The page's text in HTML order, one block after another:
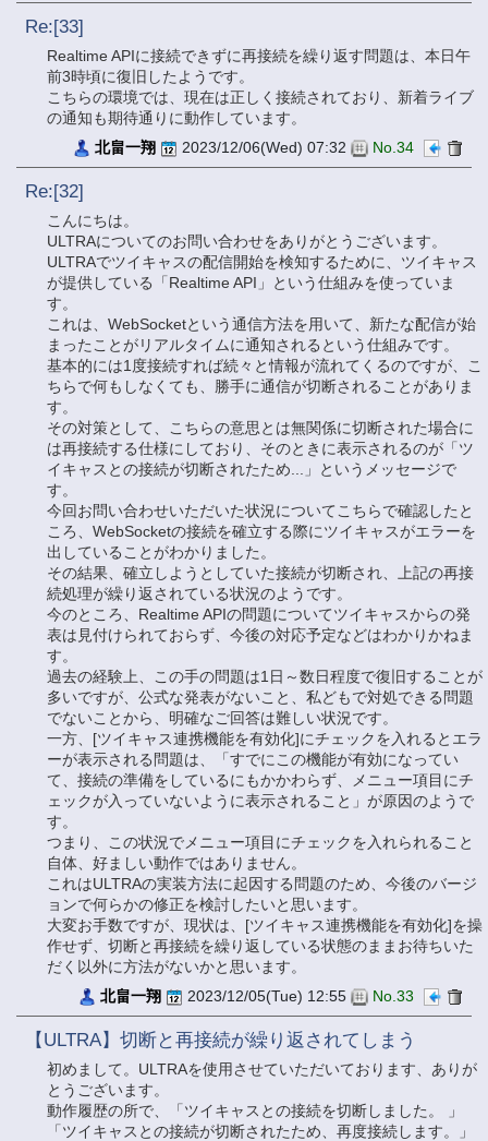
Re:[33]
Realtime APIに接続できずに再接続を繰り返す問題は、本日午
前3時頃に復旧したようです。
こちらの環境では、現在は正しく接続されており、新着ライブ
の通知も期待通りに動作しています。
北畠一翔
2023/12/06(Wed) 07:32 No.34
Re:[32]
こんにちは。
ULTRAについてのお問い合わせをありがとうございます。
ULTRAでツイキャスの配信開始を検知するために、ツイキャス
が提供している「Realtime API」という仕組みを使っていま
す。
これは、WebSocketという通信方法を用いて、新たな配信が始
まったことがリアルタイムに通知されるという仕組みです。
基本的には1度接続すれば続々と情報が流れてくるのですが、こ
ちらで何もしなくても、勝手に通信が切断されることがありま
す。
その対策として、こちらの意思とは無関係に切断された場合に
は再接続する仕様にしており、そのときに表示されるのが「ツ
イキャスとの接続が切断されたため...」というメッセージで
す。
今回お問い合わせいただいた状況についてこちらで確認したと
ころ、WebSocketの接続を確立する際にツイキャスがエラーを
出していることがわかりました。
その結果、確立しようとしていた接続が切断され、上記の再接
続処理が繰り返されている状況のようです。
今のところ、Realtime APIの問題についてツイキャスからの発
表は見付けられておらず、今後の対応予定などはわかりかねま
す。
過去の経験上、この手の問題は1日～数日程度で復旧することが
多いですが、公式な発表がないこと、私どもで対処できる問題
でないことから、明確なご回答は難しい状況です。
一方、[ツイキャス連携機能を有効化]にチェックを入れるとエラ
ーが表示される問題は、「すでにこの機能が有効になってい
て、接続の準備をしているにもかかわらず、メニュー項目にチ
ェックが入っていないように表示されること」が原因のようで
す。
つまり、この状況でメニュー項目にチェックを入れられること
自体、好ましい動作ではありません。
これはULTRAの実装方法に起因する問題のため、今後のバージ
ョンで何らかの修正を検討したいと思います。
大変お手数ですが、現状は、[ツイキャス連携機能を有効化]を操
作せず、切断と再接続を繰り返している状態のままお待ちいた
だく以外に方法がないかと思います。
北畠一翔
2023/12/05(Tue) 12:55 No.33
【ULTRA】切断と再接続が繰り返されてしまう
初めまして。ULTRAを使用させていただいております、ありが
とうございます。
動作履歴の所で、「ツイキャスとの接続を切断しました。 」
「ツイキャスとの接続が切断されたため、再度接続します。」